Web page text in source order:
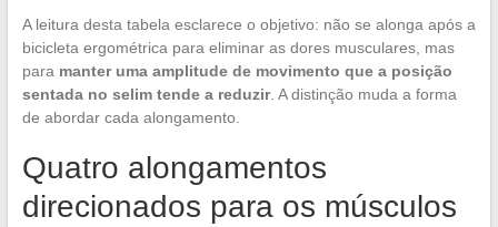
A leitura desta tabela esclarece o objetivo: não se alonga após a
bicicleta ergométrica para eliminar as dores musculares, mas
para manter uma amplitude de movimento que a posição
sentada no selim tende a reduzir. A distinção muda a forma
de abordar cada alongamento.
Quatro alongamentos
direcionados para os músculos